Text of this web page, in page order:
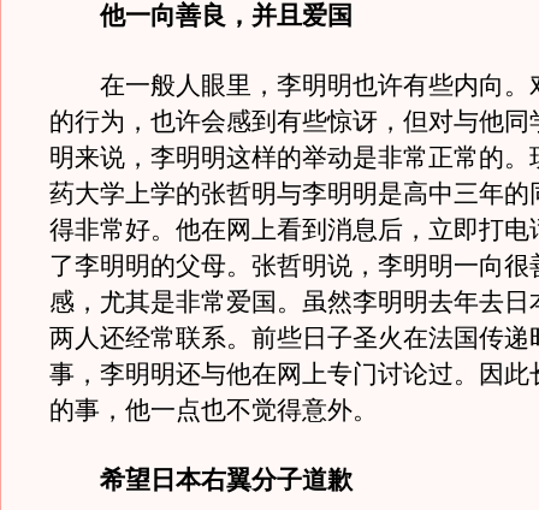
他一向善良，并且爱国
在一般人眼里，李明明也许有些内向。
的行为，也许会感到有些惊讶，但对与他同
明来说，李明明这样的举动是非常正常的。
药大学上学的张哲明与李明明是高中三年的
得非常好。他在网上看到消息后，立即打电
了李明明的父母。张哲明说，李明明一向很
感，尤其是非常爱国。虽然李明明去年去日
两人还经常联系。前些日子圣火在法国传递
事，李明明还与他在网上专门讨论过。因此
的事，他一点也不觉得意外。
希望日本右翼分子道歉